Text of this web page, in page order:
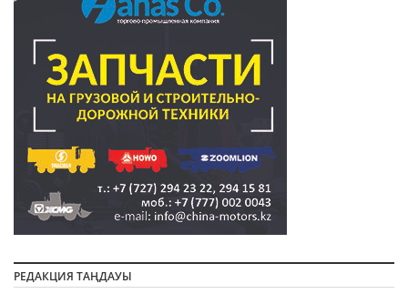
РЕДАКЦИЯ ТАҢДАУЫ